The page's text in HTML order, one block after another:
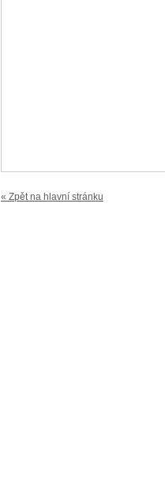
« Zpět na hlavní stránku